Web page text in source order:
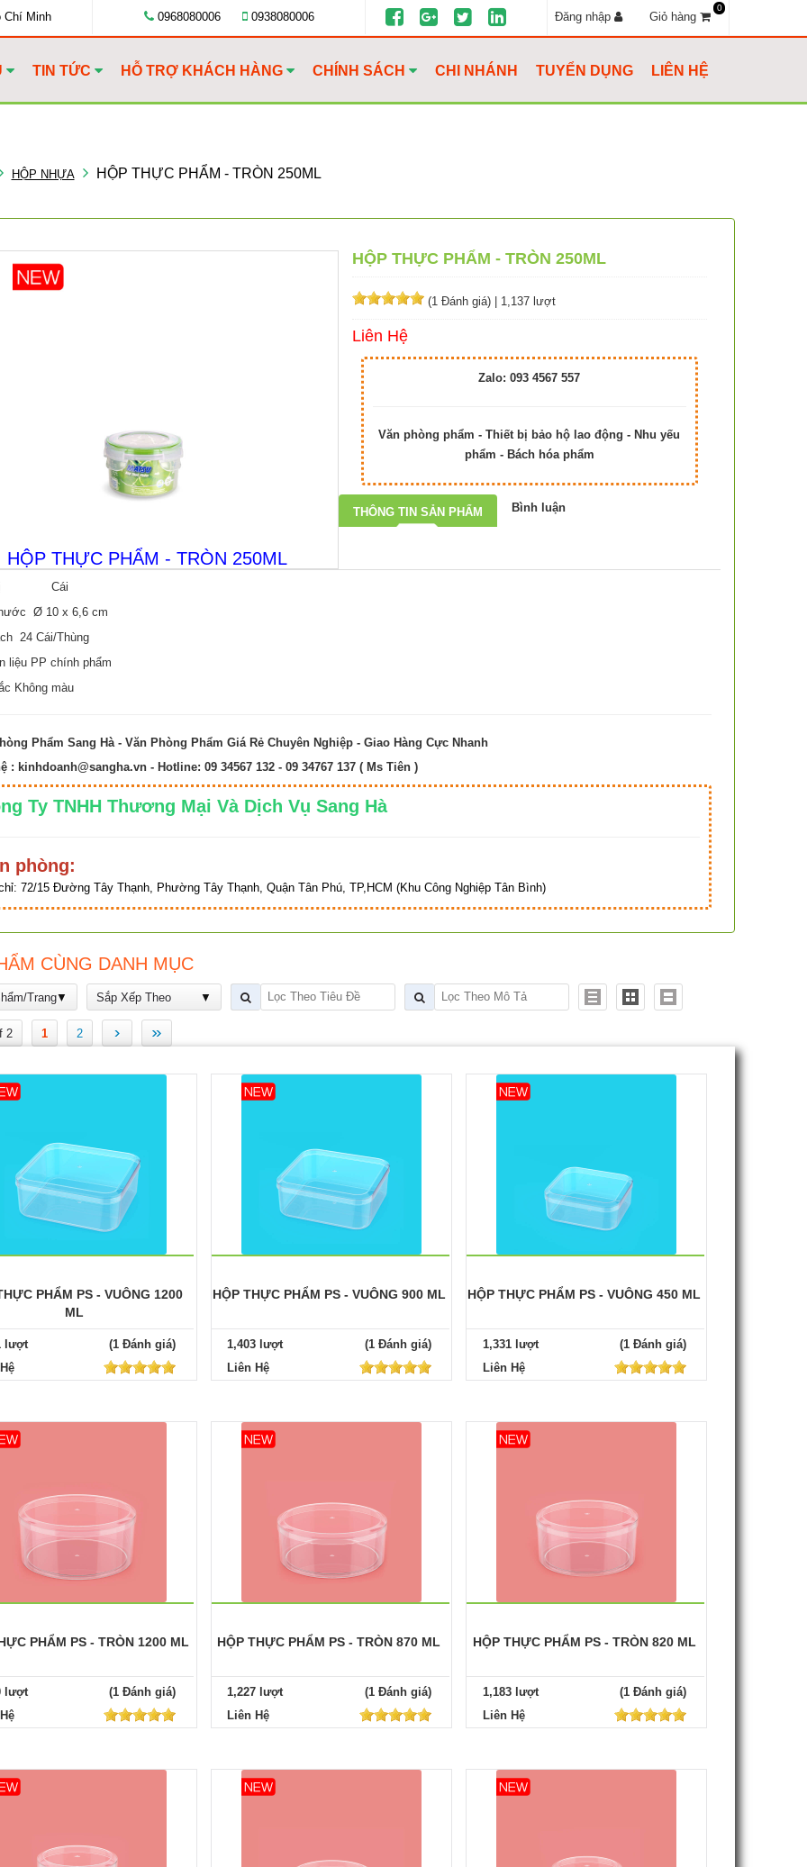
Chí Minh 0968080006 0938080006 Đăng nhập Giỏ hàng
0
TIN TỨC HỖ TRỢ KHÁCH HÀNG CHÍNH SÁCH CHI NHÁNH TUYỂN DỤNG LIÊN HỆ
HỘP NHỰA HỘP THỰC PHẨM - TRÒN 250ML
HỘP THỰC PHẨM - TRÒN 250ML
HỘP THỰC PHẨM - TRÒN 250ML
(1 Đánh giá) | 1,137 lượt
Liên Hệ
Zalo: 093 4567 557
Văn phòng phẩm - Thiết bị bảo hộ lao động - Nhu yếu
phẩm - Bách hóa phẩm
THÔNG TIN SẢN PHẨM Bình luận
vị Cái
Ø 10 x 6,6 cm
24 Cái/Thùng
liệu PP chính phẩm
Không màu
Phẩm Sang Hà - Văn Phòng Phẩm Giá Rẻ Chuyên Nghiệp - Giao Hàng Cực Nhanh
: kinhdoanh@sangha.vn- Hotline: 09 34567 132 - 09 34767 137 ( Ms Tiên )
Ty TNHH Thương Mại Và Dịch Vụ Sang Hà
phòng:
72/15 Đường Tây Thạnh, Phường Tây Thạnh, Quận Tân Phú, TP,HCM (Khu Công Nghiệp Tân Bình)
CÙNG DANH MỤC
Trang Sắp Xếp Theo
2 1 2 › »
PHẨM PS - VUÔNG 1200
ML
lượt
(1 Đánh giá)
HỘP THỰC PHẨM PS - VUÔNG 900 ML
1,403 lượt
(1 Đánh giá)
Liên Hệ
HỘP THỰC PHẨM PS - VUÔNG 450 ML
1,331 lượt
(1 Đánh giá)
Liên Hệ
PHẨM PS - TRÒN 1200 ML
lượt
(1 Đánh giá)
HỘP THỰC PHẨM PS - TRÒN 870 ML
1,227 lượt
(1 Đánh giá)
Liên Hệ
HỘP THỰC PHẨM PS - TRÒN 820 ML
1,183 lượt
(1 Đánh giá)
Liên Hệ